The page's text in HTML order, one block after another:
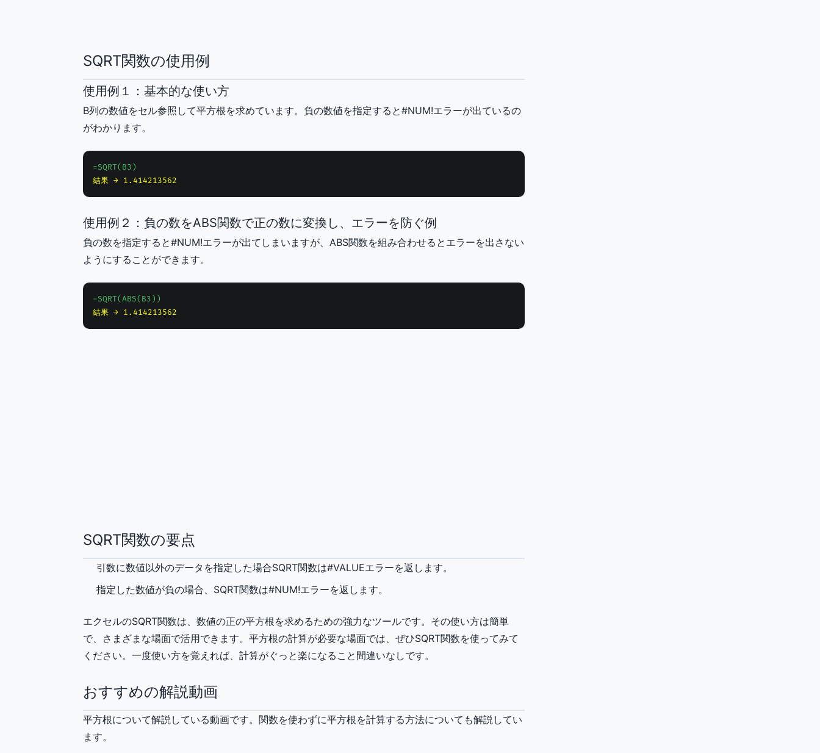
SQRT関数の使用例
使用例１：基本的な使い方
B列の数値をセル参照して平方根を求めています。負の数値を指定すると#NUM!エラーが出ているの
がわかります。
=SQRT(B3)
結果 → 1.414213562
使用例２：負の数をABS関数で正の数に変換し、エラーを防ぐ例
負の数を指定すると#NUM!エラーが出てしまいますが、ABS関数を組み合わせるとエラーを出さない
ようにすることができます。
=SQRT(ABS(B3))
結果 → 1.414213562
SQRT関数の要点
引数に数値以外のデータを指定した場合SQRT関数は#VALUEエラーを返します。
指定した数値が負の場合、SQRT関数は#NUM!エラーを返します。
エクセルのSQRT関数は、数値の正の平方根を求めるための強力なツールです。その使い方は簡単
で、さまざまな場面で活用できます。平方根の計算が必要な場面では、ぜひSQRT関数を使ってみて
ください。一度使い方を覚えれば、計算がぐっと楽になること間違いなしです。
おすすめの解説動画
平方根について解説している動画です。関数を使わずに平方根を計算する方法についても解説してい
ます。